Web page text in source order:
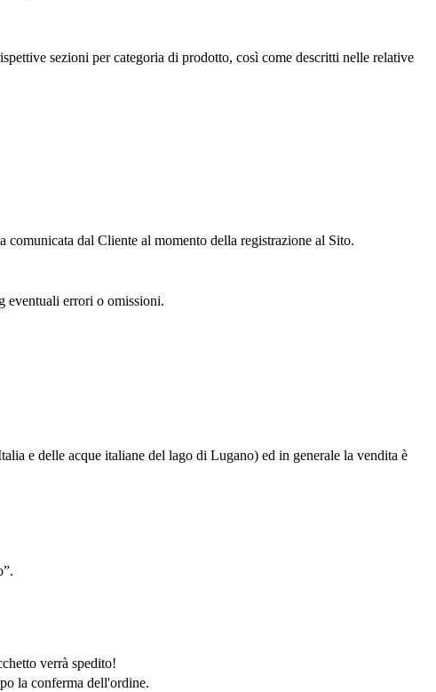
sezioni per categoria di prodotto, così come descritti nelle relative
dal Cliente al momento della registrazione al Sito.
eventuali errori o omissioni.
e delle acque italiane del lago di Lugano) ed in generale la vendita è
verrà spedito!
la conferma dell'ordine.